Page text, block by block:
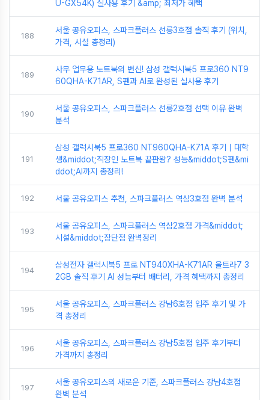
U-GX54K) 실사용 후기 &amp; 최저가 혜택
188
서울 공유오피스, 스파크플러스 선릉3호점 솔직 후기 (위치,
가격, 시설 총정리)
189
사무 업무용 노트북의 변신! 삼성 갤럭시북5 프로360 NT9
60QHA-K71AR, S펜과 AI로 완성된 실사용 후기
190
서울 공유오피스, 스파크플러스 선릉2호점 선택 이유 완벽
분석
191
삼성 갤럭시북5 프로360 NT960QHA-K71A 후기｜대학
생&middot;직장인 노트북 끝판왕? 성능&middot;S펜&mi
ddot;AI까지 총정리!
192 서울 공유오피스 추천, 스파크플러스 역삼3호점 완벽 분석
193
서울 공유오피스, 스파크플러스 역삼2호점 가격&middot;
시설&middot;장단점 완벽정리
194
삼성전자 갤럭시북5 프로 NT940XHA-K71AR 울트라7 3
2GB 솔직 후기 AI 성능부터 배터리, 가격 혜택까지 총정리
195
서울 공유오피스, 스파크플러스 강남6호점 입주 후기 및 가
격 총정리
196
서울 공유오피스, 스파크플러스 강남5호점 입주 후기부터
가격까지 총정리
197
서울 공유오피스의 새로운 기준, 스파크플러스 강남4호점
완벽 분석